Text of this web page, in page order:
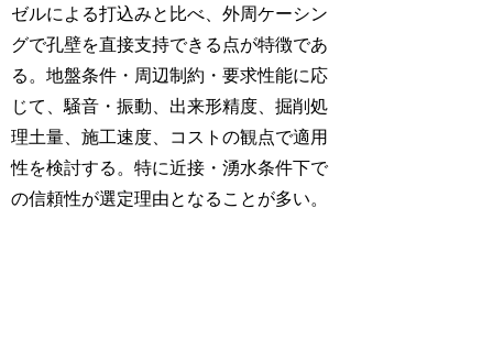
ゼルによる打込みと比べ、外周ケーシン
グで孔壁を直接支持できる点が特徴であ
る。地盤条件・周辺制約・要求性能に応
じて、騒音・振動、出来形精度、掘削処
理土量、施工速度、コストの観点で適用
性を検討する。特に近接・湧水条件下で
の信頼性が選定理由となることが多い。